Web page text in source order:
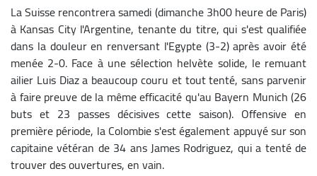
La Suisse rencontrera samedi (dimanche 3h00 heure de Paris)
à Kansas City l'Argentine, tenante du titre, qui s'est qualifiée
dans la douleur en renversant l'Egypte (3-2) après avoir été
menée 2-0. Face à une sélection helvète solide, le remuant
ailier Luis Diaz a beaucoup couru et tout tenté, sans parvenir
à faire preuve de la même efficacité qu'au Bayern Munich (26
buts et 23 passes décisives cette saison). Offensive en
première période, la Colombie s'est également appuyé sur son
capitaine vétéran de 34 ans James Rodriguez, qui a tenté de
trouver des ouvertures, en vain.